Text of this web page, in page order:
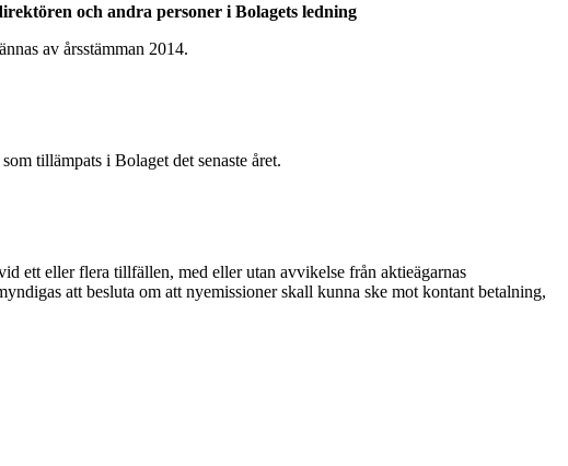
och andra personer i Bolagets ledning
av årsstämman 2014.
tillämpats i Bolaget det senaste året.
ett eller flera tillfällen, med eller utan avvikelse från aktieägarnas
att besluta om att nyemissioner skall kunna ske mot kontant betalning,